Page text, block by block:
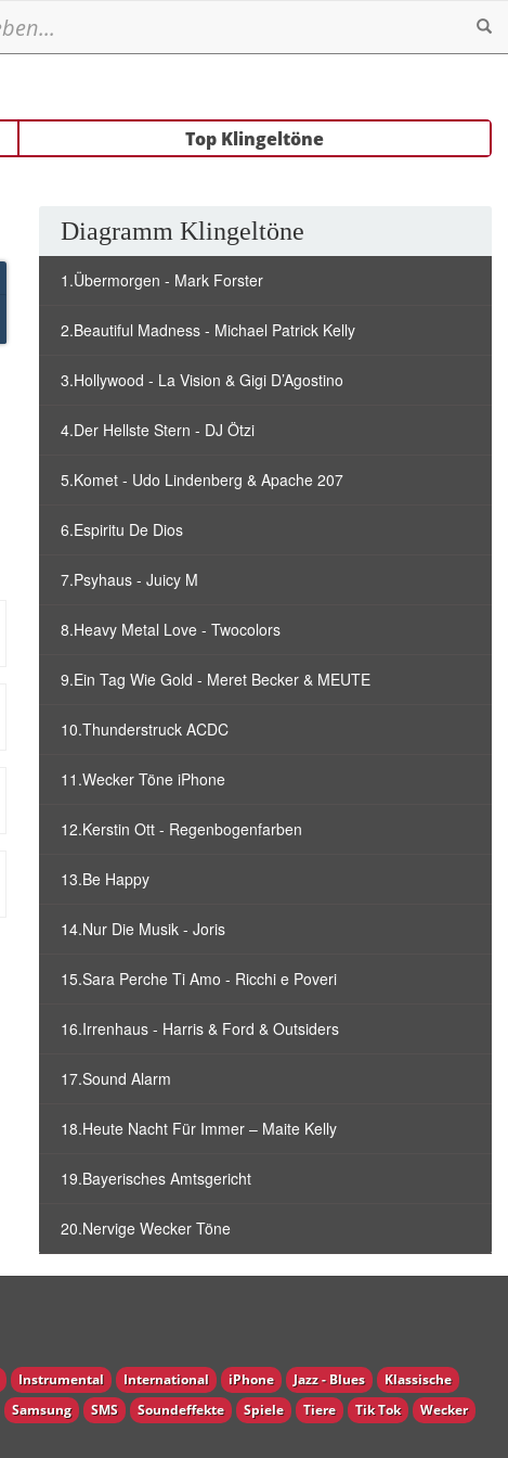
Top Klingeltöne
Diagramm Klingeltöne
1.Übermorgen - Mark Forster
2.Beautiful Madness - Michael Patrick Kelly
3.Hollywood - La Vision & Gigi D’Agostino
4.Der Hellste Stern - DJ Ötzi
5.Komet - Udo Lindenberg & Apache 207
6.Espiritu De Dios
7.Psyhaus - Juicy M
8.Heavy Metal Love - Twocolors
9.Ein Tag Wie Gold - Meret Becker & MEUTE
10.Thunderstruck ACDC
11.Wecker Töne iPhone
12.Kerstin Ott - Regenbogenfarben
13.Be Happy
14.Nur Die Musik - Joris
15.Sara Perche Ti Amo - Ricchi e Poveri
16.Irrenhaus - Harris & Ford & Outsiders
17.Sound Alarm
18.Heute Nacht Für Immer – Maite Kelly
19.Bayerisches Amtsgericht
20.Nervige Wecker Töne
Instrumental International iPhone Jazz - Blues
Klassische
Samsung SMS Soundeffekte Spiele Tiere Tik Tok
Wecker